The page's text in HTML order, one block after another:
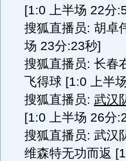
[1:0 上半场 22分
搜狐直播员: 胡卓
场 23分:23秒]
搜狐直播员: 长春
飞得球 [1:0 上半
搜狐直播员: 武汉
[1:0 上半场 26分
搜狐直播员: 武汉
维森特无功而返